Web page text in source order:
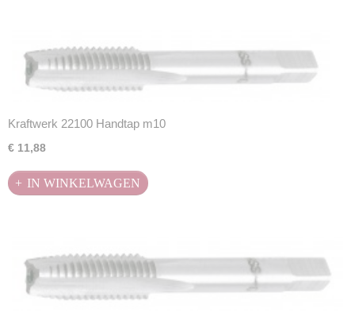
Kraftwerk 22100 Handtap m10
€ 11,88
IN WINKELWAGEN